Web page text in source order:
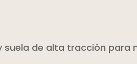
de alta tracción para